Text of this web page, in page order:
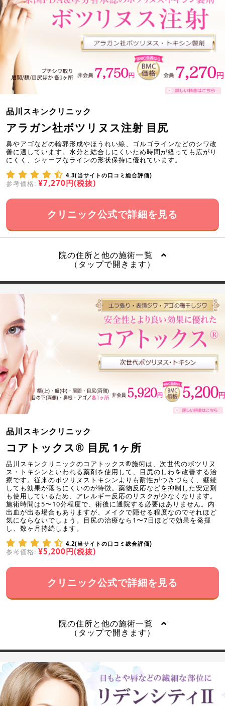
品川スキンクリニック
アラガン社ボツリヌス注射 目尻
鼻やアゴなどの輪郭形成やほうれい線、ゴルゴラインなどのシワ改
善に適しています。水分と結合しにくいため時間が経っても広がり
にくく、シャープなラインの形状保持に優れています。
4.3(当サイトの口コミ総合評価)
参考価格: ¥7,270円(税抜)
クリニック公式で詳細を見る
院の住所と他の施術一覧
（タップで開きます）
品川スキンクリニック
コアトックス® 目尻 1ヶ所
品川スキンクリニックのコアトックス®施術は、次世代のボツリヌ
ス・トキシンといわれる薬剤を使用して、目尻のしわを改善する治
療です。従来のボツリヌストキシンよりも耐性がつきづらく、継続
しても効果が落ちにくいのが特徴。薬物反応などを抑制した安定剤
も使用しているため、アレルギー反応のリスクが少なくなります。
施術時間は5〜10分程度で、術後に通院する必要はありません。内
出血が出る場合もありますが、メイクで隠せる程度なのでそれほど
気にならないでしょう。目尻の治療なら1〜7日ほどで効果を発揮
し、数ヶ月持続します。
4.2(当サイトの口コミ総合評価)
参考価格: ¥5,200円(税抜)
クリニック公式で詳細を見る
院の住所と他の施術一覧
（タップで開きます）